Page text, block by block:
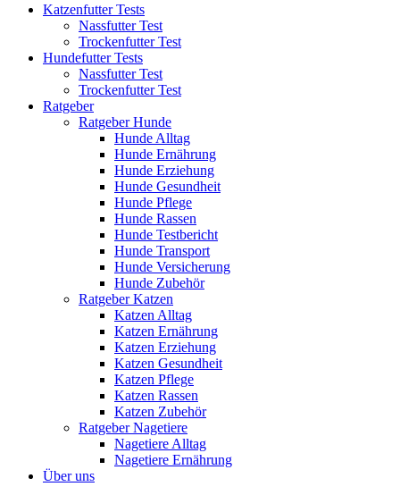
Katzenfutter Tests
Nassfutter Test
Trockenfutter Test
Hundefutter Tests
Nassfutter Test
Trockenfutter Test
Ratgeber
Ratgeber Hunde
Hunde Alltag
Hunde Ernährung
Hunde Erziehung
Hunde Gesundheit
Hunde Pflege
Hunde Rassen
Hunde Testbericht
Hunde Transport
Hunde Versicherung
Hunde Zubehör
Ratgeber Katzen
Katzen Alltag
Katzen Ernährung
Katzen Erziehung
Katzen Gesundheit
Katzen Pflege
Katzen Rassen
Katzen Zubehör
Ratgeber Nagetiere
Nagetiere Alltag
Nagetiere Ernährung
Über uns